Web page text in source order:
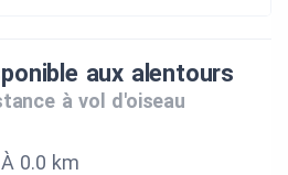
aux alentours
à vol d'oiseau
À 0.0 km